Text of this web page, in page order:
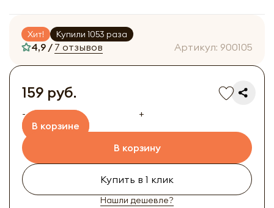
Хит! Купили 1053 раза
4,9 / 7 отзывов Артикул: 900105
159 руб.
-
+
В корзине
В корзину
Купить в 1 клик
Нашли дешевле?